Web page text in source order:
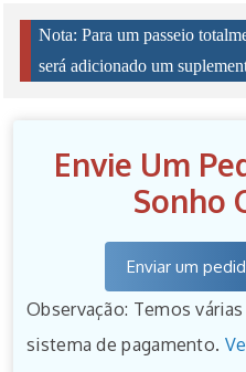
Nota: Para um passeio
será adicionado um
Envie Um
Sonho
Enviar um
Observação: Temos
sistema de pagamento.